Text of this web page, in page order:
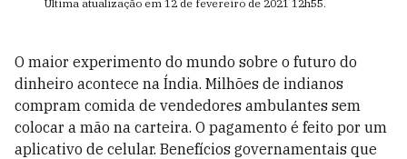
Última atualização em 12 de fevereiro de 2021 12h55.
O maior experimento do mundo sobre o futuro do
dinheiro acontece na Índia. Milhões de indianos
compram comida de vendedores ambulantes sem
colocar a mão na carteira. O pagamento é feito por um
aplicativo de celular. Benefícios governamentais que